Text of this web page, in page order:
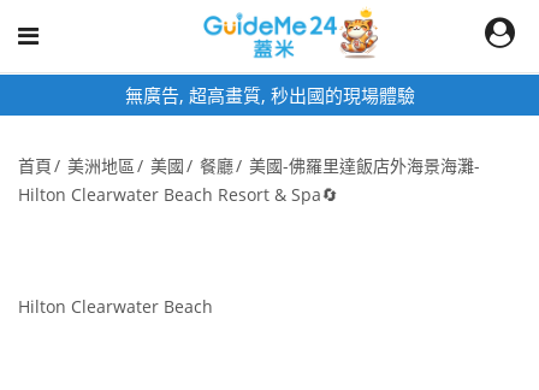
無廣告, 超高畫質, 秒出國的現場體驗
首頁 美洲地區 美國 餐廳
美國-佛羅里達飯店外海景海灘-
Hilton Clearwater Beach Resort & Spa🔄
Hilton Clearwater Beach